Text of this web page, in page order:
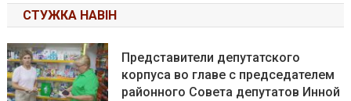
СТУЖКА НАВІН
Представители депутатского
корпуса во главе с председателем
районного Совета депутатов Инной